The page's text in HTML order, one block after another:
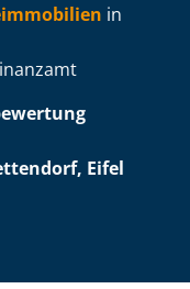
in
Eifel